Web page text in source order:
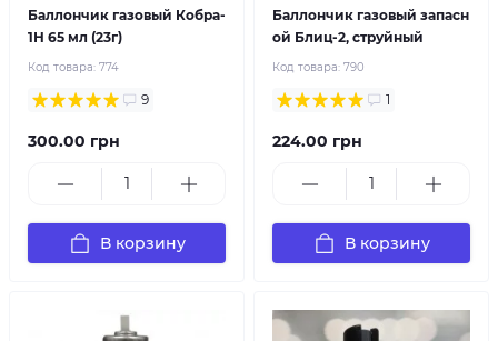
Баллончик газовый Кобра-
1Н 65 мл (23г)
Код товара: 774
9
300.00 грн
В корзину
Баллончик газовый запасн
ой Блиц-2, струйный
Код товара: 790
1
224.00 грн
В корзину